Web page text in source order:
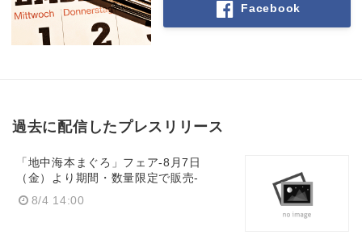
Facebook
過去に配信したプレスリリース
「地中海本まぐろ」フェア-8月7日
（金）より期間・数量限定で販売-
8/4 14:00